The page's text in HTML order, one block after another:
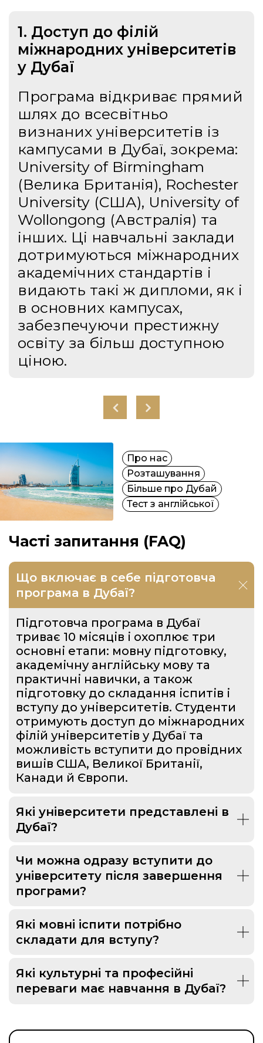
1. Доступ до філій
міжнародних університетів
у Дубаї
Програма відкриває прямий
шлях до всесвітньо
визнаних університетів із
кампусами в Дубаї, зокрема:
University of Birmingham
(Велика Британія), Rochester
University (США), University of
Wollongong (Австралія) та
інших. Ці навчальні заклади
дотримуються міжнародних
академічних стандартів і
видають такі ж дипломи, як і
в основних кампусах,
забезпечуючи престижну
освіту за більш доступною
ціною.
Більше про Дубай
Про нас
Розташування
Тест з англійської
Часті запитання (FAQ)
Що включає в себе підготовча
програма в Дубаї?
Підготовча програма в Дубаї
триває 10 місяців і охоплює три
основні етапи: мовну підготовку,
академічну англійську мову та
практичні навички, а також
підготовку до складання іспитів і
вступу до університетів. Студенти
отримують доступ до міжнародних
філій університетів у Дубаї та
можливість вступити до провідних
вишів США, Великої Британії,
Канади й Європи.
Які університети представлені в
Дубаї?
Чи можна одразу вступити до
університету після завершення
програми?
Які мовні іспити потрібно
складати для вступу?
Які культурні та професійні
переваги має навчання в Дубаї?